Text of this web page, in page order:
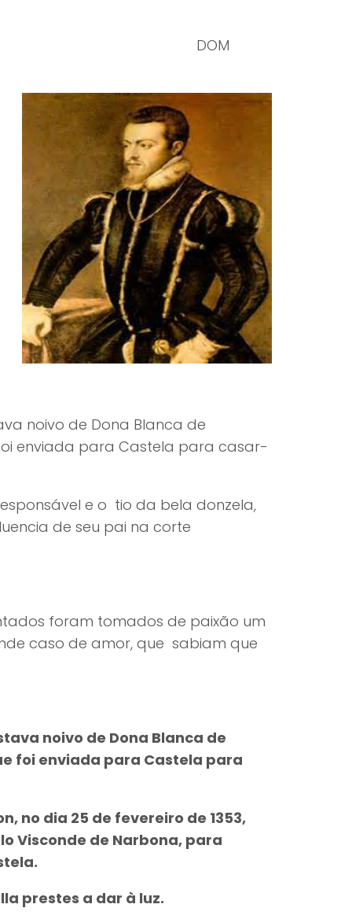
DOM
noivo de Dona Blanca de
enviada para Castela para casar-
e o tio da bela donzela,
de seu pai na corte
foram tomados de paixão um
caso de amor, que sabiam que
noivo de Dona Blanca de
foi enviada para Castela para
no dia 25 de fevereiro de 1353,
Visconde de Narbona, para
prestes a dar à luz.